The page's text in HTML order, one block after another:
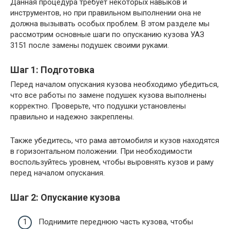
Данная процедура требует некоторых навыков и
инструментов, но при правильном выполнении она не
должна вызывать особых проблем. В этом разделе мы
рассмотрим основные шаги по опусканию кузова УАЗ
3151 после замены подушек своими руками.
Шаг 1: Подготовка
Перед началом опускания кузова необходимо убедиться,
что все работы по замене подушек кузова выполнены
корректно. Проверьте, что подушки установлены
правильно и надежно закреплены.
Также убедитесь, что рама автомобиля и кузов находятся
в горизонтальном положении. При необходимости
воспользуйтесь уровнем, чтобы выровнять кузов и раму
перед началом опускания.
Шаг 2: Опускание кузова
Поднимите переднюю часть кузова, чтобы